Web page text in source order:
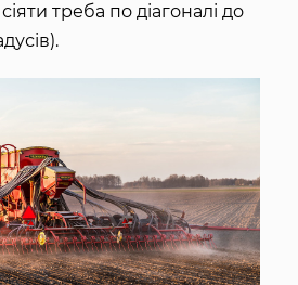
треба по діагоналі до